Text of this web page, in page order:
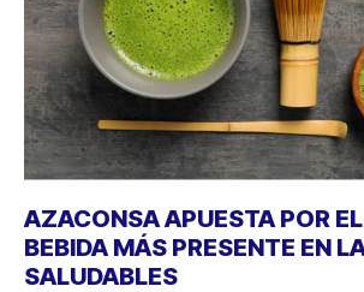
AZACONSA APUESTA POR
BEBIDA MÁS PRESENTE EN
SALUDABLES